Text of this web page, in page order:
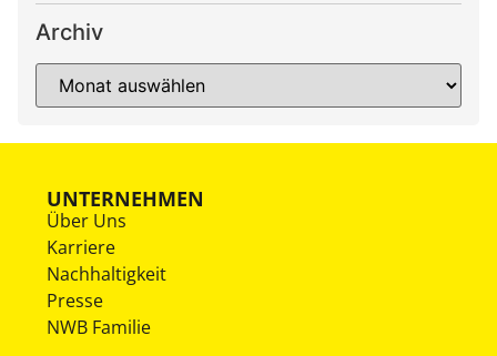
Archiv
UNTERNEHMEN
Über Uns
Karriere
Nachhaltigkeit
Presse
NWB Familie